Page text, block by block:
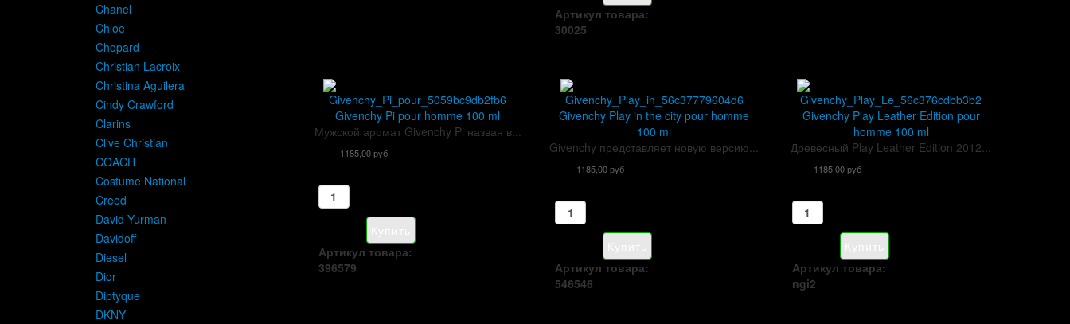
Chanel
Chloe
Chopard
Christian Lacroix
Christina Aguilera
Cindy Crawford
Clarins
Clive Christian
COACH
Costume National
Creed
David Yurman
Davidoff
Diesel
Dior
Diptyque
DKNY
Артикул товара:
30025
Givenchy Pi pour homme 100 ml
Мужской аромат Givenchy Pi назван в...
1185,00 руб
Артикул товара:
396579
Givenchy Play in the city pour homme
100 ml
Givenchy представляет новую версию...
1185,00 руб
Артикул товара:
546546
Givenchy Play Leather Edition pour
homme 100 ml
Древесный Play Leather Edition 2012...
1185,00 руб
Артикул товара:
ngi2